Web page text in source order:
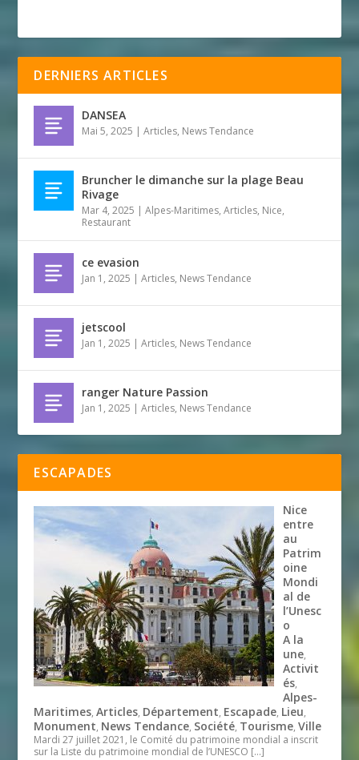
DERNIERS ARTICLES
DANSEA
Mai 5, 2025 |Articles, News Tendance
Bruncher le dimanche sur la plage Beau
Rivage
Mar 4, 2025 |Alpes-Maritimes,Articles, Nice,
Restaurant
ce evasion
Jan 1, 2025 |Articles, News Tendance
jetscool
Jan 1, 2025 |Articles, News Tendance
ranger Nature Passion
Jan 1, 2025 |Articles, News Tendance
ESCAPADES
Nice
entre
au
Patrim
oine
Mondi
al de
l’Unesc
o
A la
une,
Activit
és,
Alpes-
Maritimes,Articles, Département, Escapade, Lieu,
Monument, News Tendance, Société, Tourisme,Ville
Mardi 27 juillet 2021, le Comité du patrimoine mondial a inscrit
sur la Liste du patrimoine mondial de l’UNESCO […]